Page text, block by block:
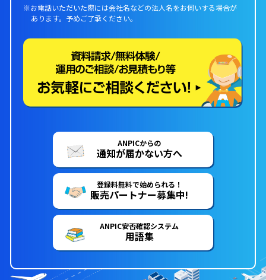
※お電話いただいた際には会社名などの法人名をお伺いする場合が
あります。 予めご了承ください。
ANPICからの
通知が届かない方へ
登録料無料で始められる！
販売パートナー募集中!
ANPIC安否確認システム
用語集